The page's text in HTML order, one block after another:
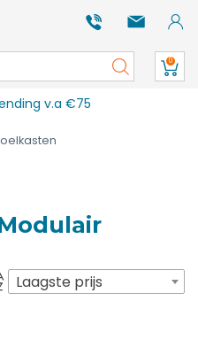
0
v.a €75
Laagste prijs